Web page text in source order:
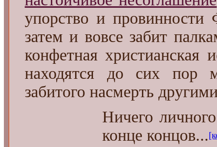
упорство и
затем и вовсе забит
конфетная христианская
находятся до сих пор
забитого насмерть
Ничего
конце концов...